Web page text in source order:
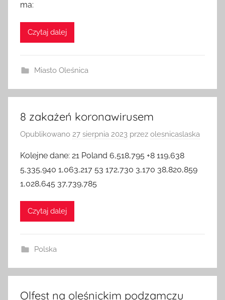
ma:
Czytaj dalej
Miasto Oleśnica
8 zakażeń koronawirusem
Opublikowano 27 sierpnia 2023 przez olesnicaslaska
Kolejne dane: 21 Poland 6,518,795 +8 119,638
5,335,940 1,063,217 53 172,730 3,170 38,820,859
1,028,645 37,739,785
Czytaj dalej
Polska
Olfest na oleśnickim podzamczu